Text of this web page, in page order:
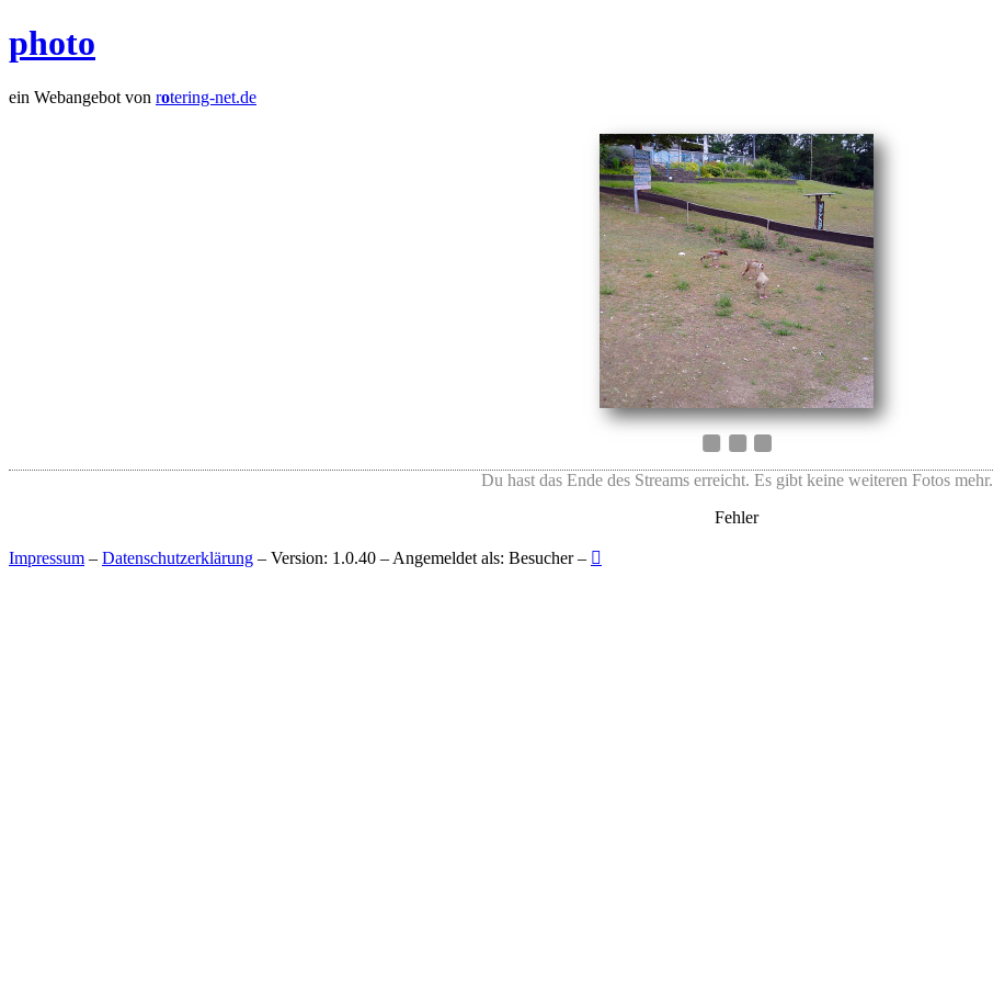
photo
ein Webangebot von rotering-net.de
Du hast das Ende des Streams erreicht. Es gibt keine weiteren Fotos mehr.
Fehler
Impressum – Datenschutzerklärung – Version: 1.0.40 – Angemeldet als: Besucher – 